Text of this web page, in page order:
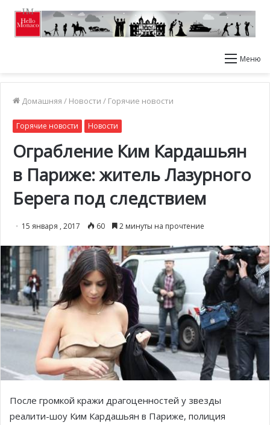
Меню
Домашняя / Новости / Горячие новости
Горячие новости Новости
Ограбление Ким Кардашьян
в Париже: житель Лазурного
Берега под следствием
15 января , 2017 60 2 минуты на прочтение
После громкой кражи драгоценностей у звезды
реалити-шоу Ким Кардашьян в Париже, полиция